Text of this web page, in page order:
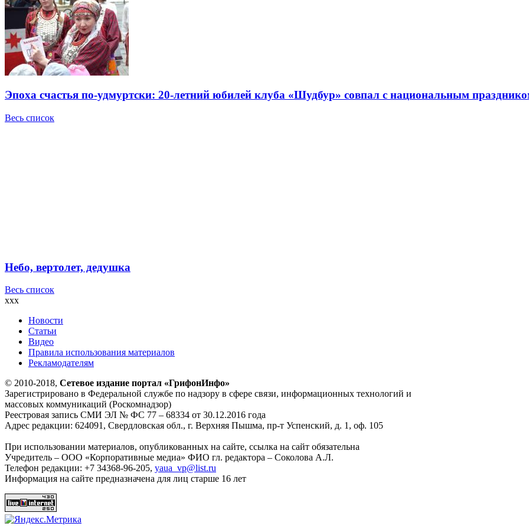
Эпоха счастья по-удмуртски: 20-летний юбилей клуба «Шудбур» совпал с национальным
Весь список
Небо, вертолет, дедушка
Весь список
xxx
Новости
Статьи
Видео
Правила использования материалов
Рекламодателям
© 2010-2018, Сетевое издание портал «ГрифонИнфо»
Зарегистрировано в Федеральной службе по надзору в сфере связи, информационных технологий и
массовых коммуникаций (Роскомнадзор)
Реестровая запись СМИ ЭЛ № ФС 77 – 68334 от 30.12.2016 года
Адрес редакции: 624091, Свердловская обл., г. Верхняя Пышма, пр-т Успенский, д. 1, оф. 105
При использовании материалов, опубликованных на сайте, ссылка на сайт обязательна
Учредитель – ООО «Корпоративные медиа» ФИО гл. редактора – Соколова А.Л.
Телефон редакции: +7 34368-96-205, yaua_vp@list.ru
Информация на сайте предназначена для лиц старше 16 лет